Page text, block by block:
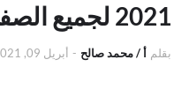
2021 لجميع الصفوف
بقلم أ / محمد صالح - أبريل 09, 2021